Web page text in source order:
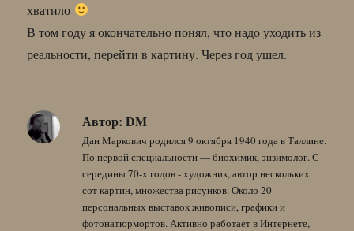
хватило
В том году я окончательно понял, что надо уходить из
реальности, перейти в картину. Через год ушел.
Автор: DM
Дан Маркович родился 9 октября 1940 года в Таллине.
По первой специальности — биохимик, энзимолог. С
середины 70-х годов - художник, автор нескольких
сот картин, множества рисунков. Около 20
персональных выставок живописи, графики и
фотонатюрмортов. Активно работает в Интернете,